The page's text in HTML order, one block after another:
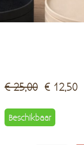
€ 25,00 € 12,50
Beschikbaar